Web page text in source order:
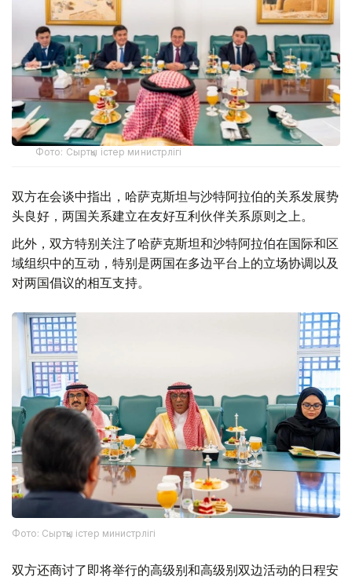
Фото: Сыртқы істер министрлігі
双方在会谈中指出，哈萨克斯坦与沙特阿拉伯的关系发展势
头良好，两国关系建立在友好互利伙伴关系原则之上。
此外，双方特别关注了哈萨克斯坦和沙特阿拉伯在国际和区
域组织中的互动，特别是两国在多边平台上的立场协调以及
对两国倡议的相互支持。
Фото: Сыртқы істер министрлігі
双方还商讨了即将举行的高级别和高级别双边活动的日程安